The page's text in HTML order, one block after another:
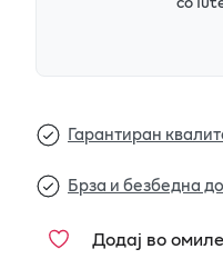
Гарантиран
Брза и безбедна
Додај во